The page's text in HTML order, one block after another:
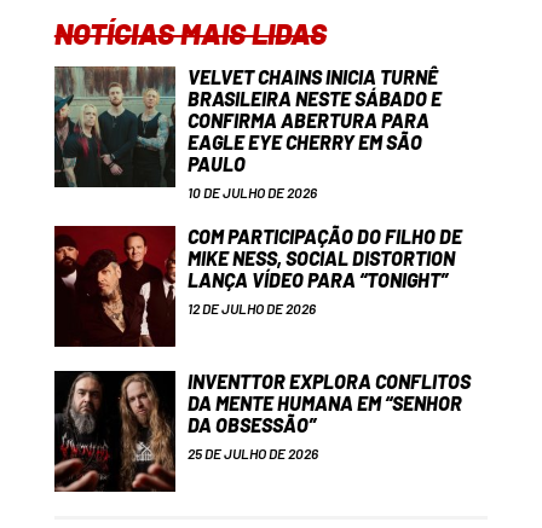
NOTÍCIAS MAIS LIDAS
VELVET CHAINS INICIA TURNÊ
BRASILEIRA NESTE SÁBADO E
CONFIRMA ABERTURA PARA
EAGLE EYE CHERRY EM SÃO
PAULO
10 DE JULHO DE 2026
COM PARTICIPAÇÃO DO FILHO DE
MIKE NESS, SOCIAL DISTORTION
LANÇA VÍDEO PARA “TONIGHT”
12 DE JULHO DE 2026
INVENTTOR EXPLORA CONFLITOS
DA MENTE HUMANA EM “SENHOR
DA OBSESSÃO”
25 DE JULHO DE 2026